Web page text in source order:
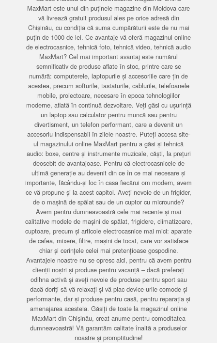
MaxMart este unul din puținele magazine din Moldova care
vă livrează gratuit produsul ales pe orice adresă din
Chișinău, cu condiția că suma cumpărăturii este de nu mai
puțin de 1000 de lei. Ce avantaje vă oferă magazinul online
de electrocasnice, tehnică foto, tehnică video, tehnică audio
MaxMart? Cel mai important avantaj este numărul
semnificativ de produse aflate în stoc, printre care se
numără: computerele, laptopurile și accesoriile care țin de
acestea, precum softurile, tastaturile, cablurile, telefoanele
mobile, proiectoare, necesare în epoca tehnologiilor
moderne, aflată în continuă dezvoltare. Veți găsi cu ușurință
un laptop sau calculator pentru muncă sau pentru
divertisment, un telefon performant, care a devenit un
accesoriu indispensabil în zilele noastre. Puteți accesa site-
ul magazinului online MaxMart pentru a găsi și tehnică
audio: boxe, centre și instrumente muzicale, căști, la prețuri
deosebit de avantajoase. Pentru că electrocasnicele de
ultimă generație au devenit din ce în ce mai necesare și
importante, făcându-și loc în casa fiecărui om modern, avem
ce vă propune și la acest capitol. Aveți nevoie de un frigider,
de o mașină de spălat sau de un cuptor cu microunde?
Avem pentru dumneavoastră cele mai recente și mai
calitative modele de mașini de spălat, frigidere, climatizoare,
cuptoare, precum și articole electrocasnice mai mici: aparate
de cafea, mixere, filtre, mașini de tocat, care vor satisface
chiar și cerințele celei mai pretențioase gospodine.
Avantajele noastre nu se opresc aici, pentru că avem pentru
clienții noștri și produse pentru vacanță – dacă preferați
odihna activă și aveți nevoie de produse pentru sport sau
dacă doriți să vă relaxați și vă plac device-urile comode și
performante, dar și produse pentru casă, pentru reparația și
amenajarea acesteia. Găsiți de toate la magazinul online
MaxMart din Chișinău, creat anume pentru comoditatea
dumneavoastră! Vă garantăm calitate înaltă a produselor
noastre și promptitudine!